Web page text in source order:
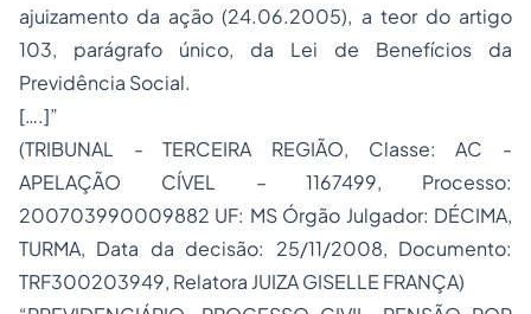
ajuizamento da ação (24.06.2005), a teor do artigo
103, parágrafo único, da Lei de Benefícios da
Previdência Social.
[….]”
(TRIBUNAL - TERCEIRA REGIÃO, Classe: AC -
APELAÇÃO CÍVEL – 1167499, Processo:
200703990009882 UF: MS Órgão Julgador: DÉCIMA,
TURMA, Data da decisão: 25/11/2008, Documento:
TRF300203949, Relatora JUIZA GISELLE FRANÇA)